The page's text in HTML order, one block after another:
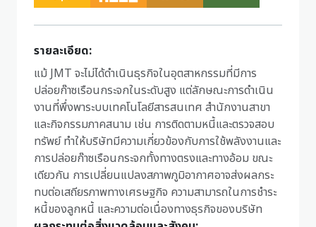
รายละเอียด:
แม้ JMT จะไม่ได้ดำเนินธุรกิจในอุตสาหกรรมที่มีการ
ปล่อยก๊าซเรือนกระจกในระดับสูง แต่ลักษณะการดำเนิน
งานที่พึ่งพาระบบเทคโนโลยีสารสนเทศ สำนักงานสาขา
และกิจกรรมภาคสนาม เช่น การติดตามหนี้และตรวจสอบ
ทรัพย์ ทำให้บริษัทมีความเกี่ยวข้องกับการใช้พลังงานและ
การปล่อยก๊าซเรือนกระจกทั้งทางตรงและทางอ้อม ขณะ
เดียวกัน การเปลี่ยนแปลงสภาพภูมิอากาศอาจส่งผลกระ
ทบต่อเสถียรภาพทางเศรษฐกิจ ความสามารถในการชำระ
หนี้ของลูกหนี้ และความต่อเนื่องทางธุรกิจของบริษัท